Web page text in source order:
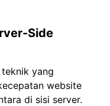
Side
yang
website
di sisi server.